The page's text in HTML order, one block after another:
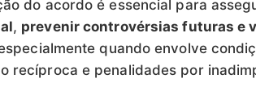
do acordo é essencial para
, prevenir controvérsias futuras e
quando envolve
recíproca e penalidades por